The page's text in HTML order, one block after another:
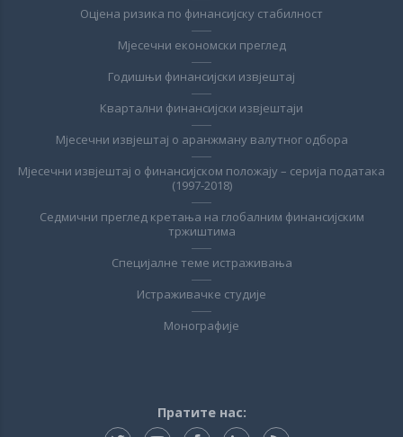
Оцјена ризика по финансијску стабилност
Мјесечни економски преглед
Годишњи финансијски извјештај
Квартални финансијски извјештаји
Мјесечни извјештај о аранжману валутног одбора
Мјесечни извјештај о финансијском положају – серија података
(1997-2018)
Седмични преглед кретања на глобалним финансијским
тржиштима
Специјалне теме истраживања
Истраживачке студије
Монографије
Пратите нас: